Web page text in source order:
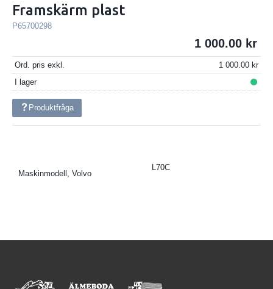
Framskärm plast
P65700298
1 000.00
Ord. pris exkl.
1 000.00
I lager
Produktfråga
Maskinmodell, Volvo
L70C